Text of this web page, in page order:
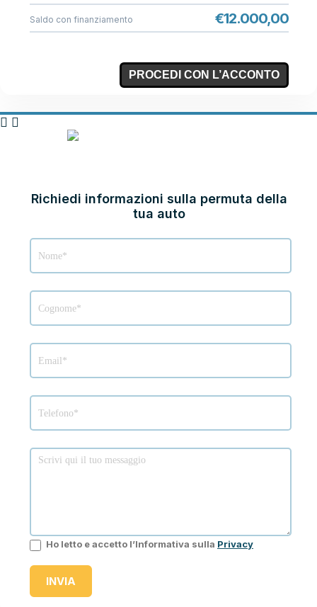
Saldo con finanziamento €12.000,00
PROCEDI CON L’ACCONTO
Richiedi informazioni sulla permuta della
tua auto
Permuta
Ho letto e accetto l’Informativa sulla Privacy
INVIA